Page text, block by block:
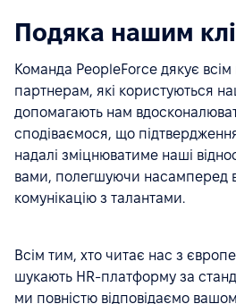
Подяка нашим
Команда PeopleForce дякує всім
партнерам, які користуються
допомагають нам
сподіваємося, що підтвердження
надалі зміцнюватиме наші
вами, полегшуючи насамперед
комунікацію з талантами.
Всім тим, хто читає нас з
шукають HR-платформу за
ми повністю відповідаємо